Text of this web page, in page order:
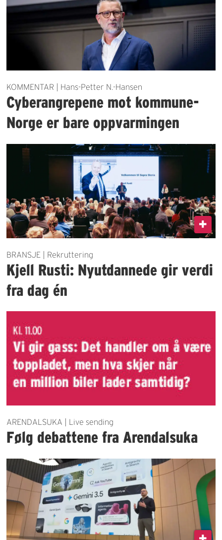
KOMMENTAR | Hans-Petter N.-Hansen
Cyberangrepene mot kommune-
Norge er bare oppvarmingen
BRANSJE | Rekruttering
Kjell Rusti: Nyutdannede gir verdi
fra dag én
ARENDALSUKA | Live sending
Følg debattene fra Arendalsuka